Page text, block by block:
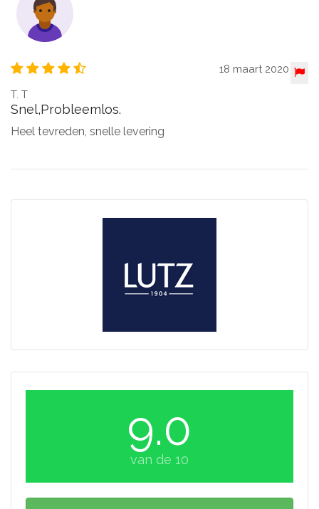
18 maart 2020
T. T
Snel,probleemlos.
Heel tevreden, snelle levering
9.0
van de 10